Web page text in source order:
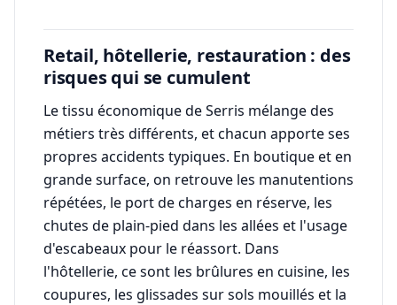
Retail, hôtellerie, restauration : des
risques qui se cumulent
Le tissu économique de Serris mélange des
métiers très différents, et chacun apporte ses
propres accidents typiques. En boutique et en
grande surface, on retrouve les manutentions
répétées, le port de charges en réserve, les
chutes de plain-pied dans les allées et l'usage
d'escabeaux pour le réassort. Dans
l'hôtellerie, ce sont les brûlures en cuisine, les
coupures, les glissades sur sols mouillés et la